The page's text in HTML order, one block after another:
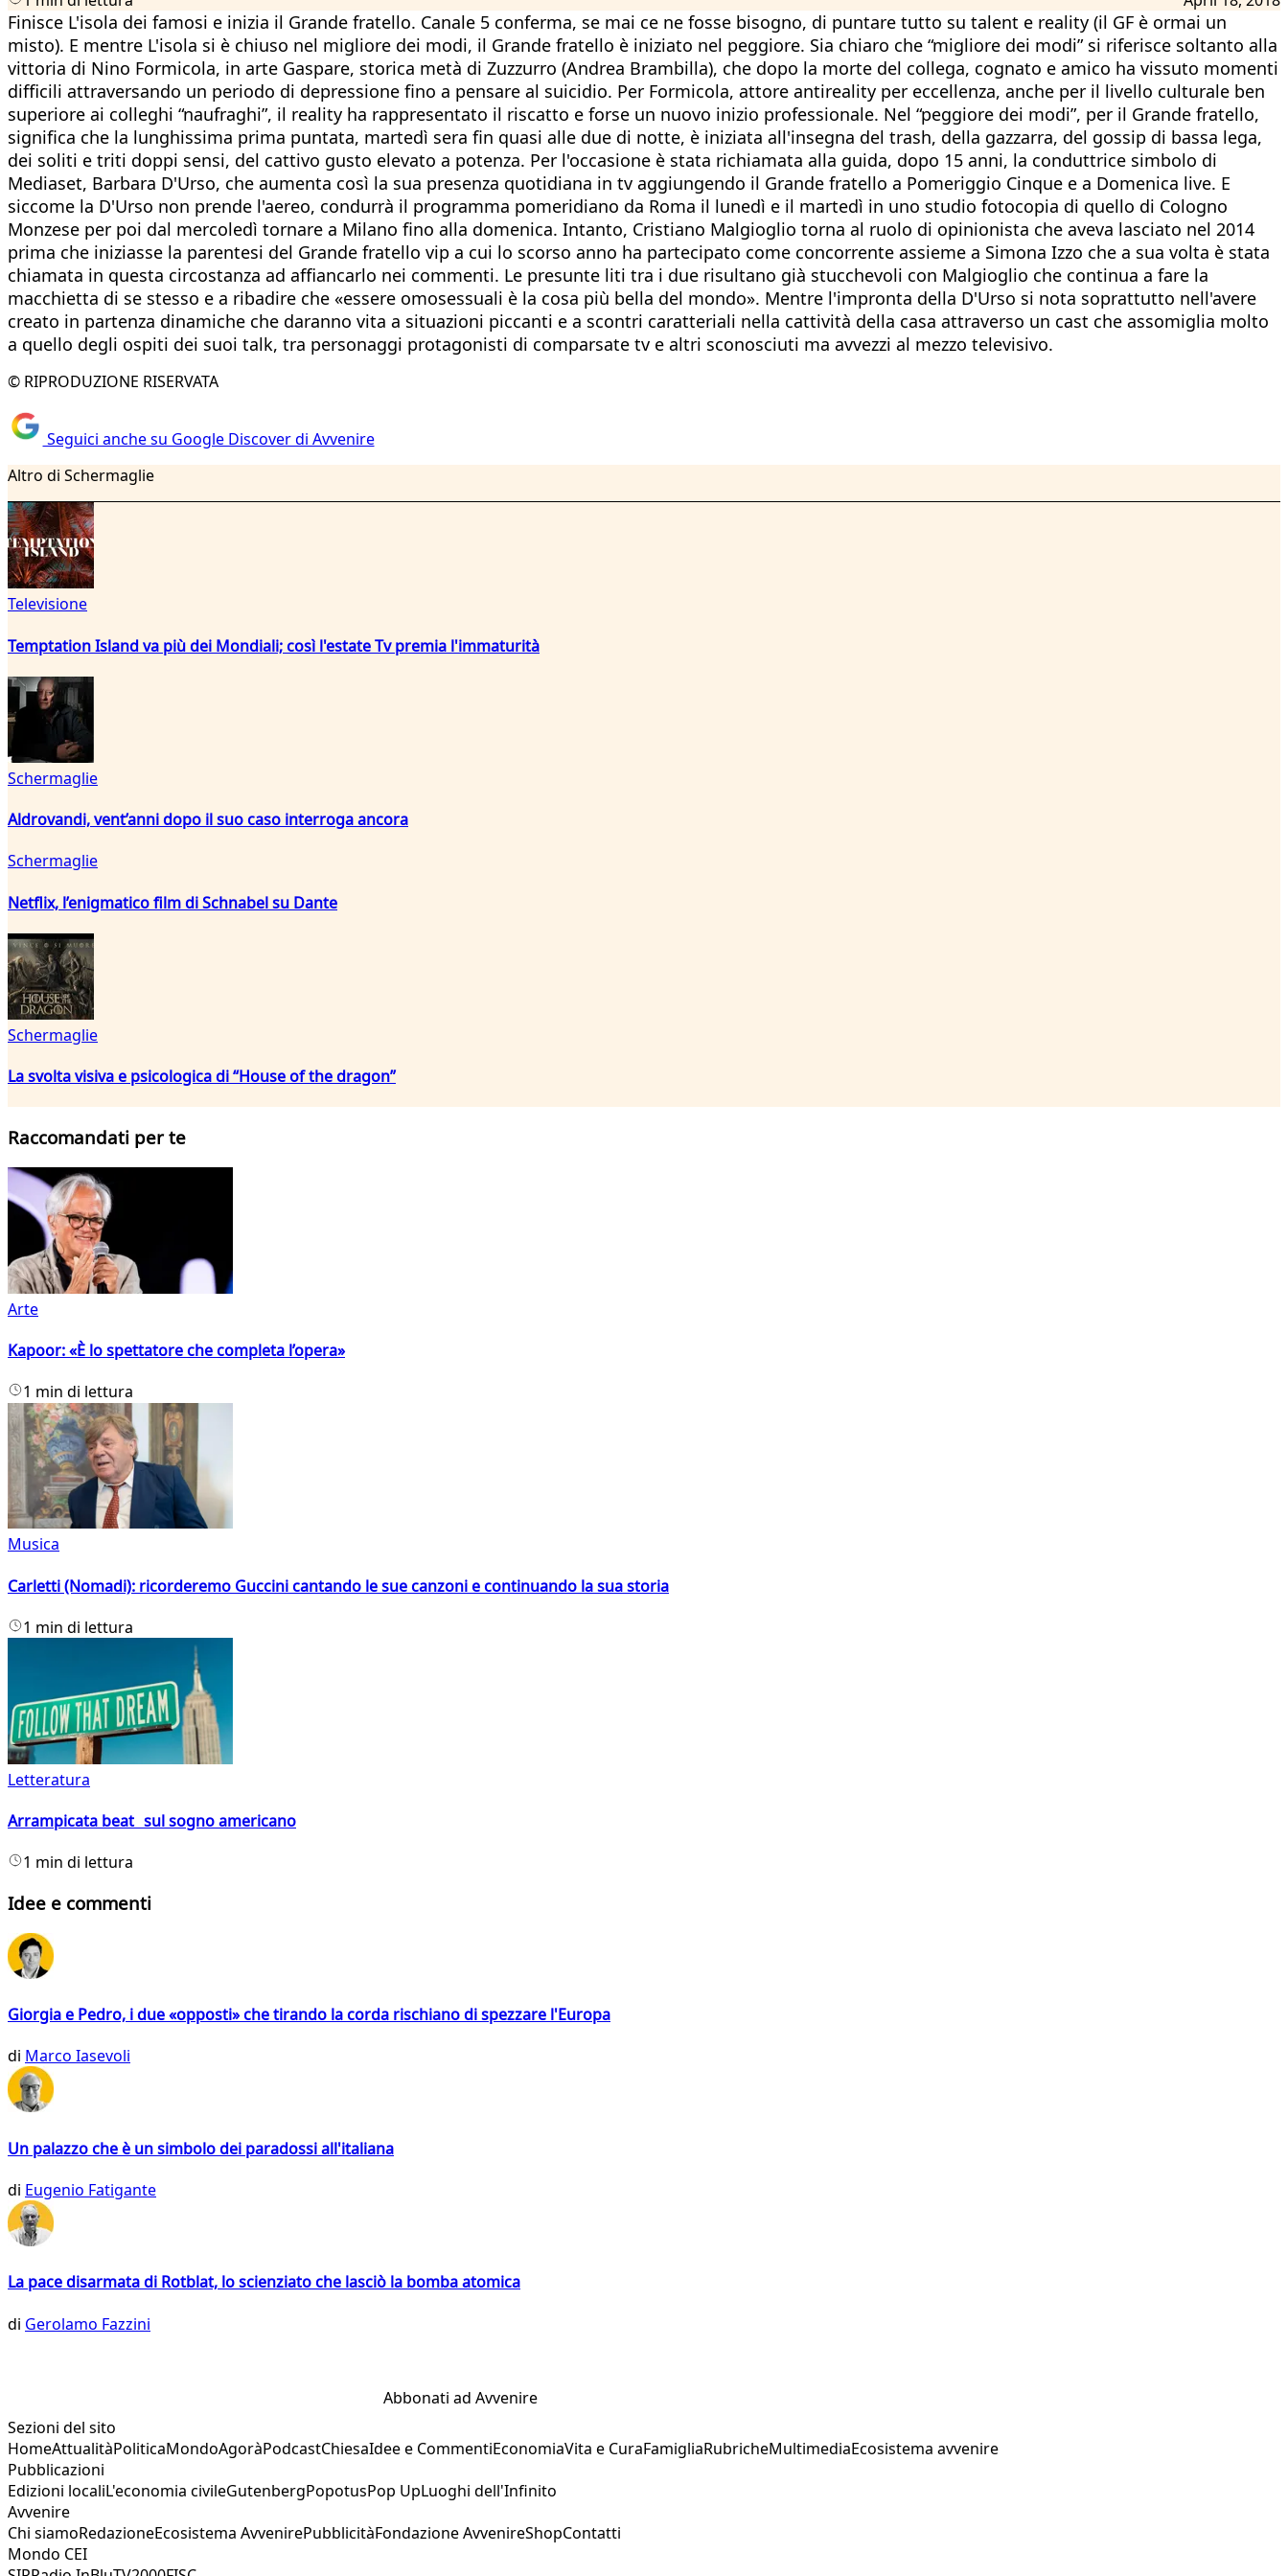
Finisce L'isola dei famosi e inizia il Grande fratello. Canale 5 conferma, se mai ce ne fosse bisogno, di puntare tutto su talent e reality (il GF è ormai un
misto). E mentre L'isola si è chiuso nel migliore dei modi, il Grande fratello è iniziato nel peggiore. Sia chiaro che “migliore dei modi” si riferisce soltanto alla
vittoria di Nino Formicola, in arte Gaspare, storica metà di Zuzzurro (Andrea Brambilla), che dopo la morte del collega, cognato e amico ha vissuto momenti
difficili attraversando un periodo di depressione fino a pensare al suicidio. Per Formicola, attore antireality per eccellenza, anche per il livello culturale ben
superiore ai colleghi “naufraghi”, il reality ha rappresentato il riscatto e forse un nuovo inizio professionale. Nel “peggiore dei modi”, per il Grande fratello,
significa che la lunghissima prima puntata, martedì sera fin quasi alle due di notte, è iniziata all'insegna del trash, della gazzarra, del gossip di bassa lega,
dei soliti e triti doppi sensi, del cattivo gusto elevato a potenza. Per l'occasione è stata richiamata alla guida, dopo 15 anni, la conduttrice simbolo di
Mediaset, Barbara D'Urso, che aumenta così la sua presenza quotidiana in tv aggiungendo il Grande fratello a Pomeriggio Cinque e a Domenica live. E
siccome la D'Urso non prende l'aereo, condurrà il programma pomeridiano da Roma il lunedì e il martedì in uno studio fotocopia di quello di Cologno
Monzese per poi dal mercoledì tornare a Milano fino alla domenica. Intanto, Cristiano Malgioglio torna al ruolo di opinionista che aveva lasciato nel 2014
prima che iniziasse la parentesi del Grande fratello vip a cui lo scorso anno ha partecipato come concorrente assieme a Simona Izzo che a sua volta è stata
chiamata in questa circostanza ad affiancarlo nei commenti. Le presunte liti tra i due risultano già stucchevoli con Malgioglio che continua a fare la
macchietta di se stesso e a ribadire che «essere omosessuali è la cosa più bella del mondo». Mentre l'impronta della D'Urso si nota soprattutto nell'avere
creato in partenza dinamiche che daranno vita a situazioni piccanti e a scontri caratteriali nella cattività della casa attraverso un cast che assomiglia molto
a quello degli ospiti dei suoi talk, tra personaggi protagonisti di comparsate tv e altri sconosciuti ma avvezzi al mezzo televisivo.
© RIPRODUZIONE RISERVATA
Seguici anche su Google Discover di Avvenire
Altro di Schermaglie
Televisione
Temptation Island va più dei Mondiali; così l'estate Tv premia l'immaturità
Schermaglie
Aldrovandi, vent’anni dopo il suo caso interroga ancora
Schermaglie
Netflix, l’enigmatico film di Schnabel su Dante
Schermaglie
La svolta visiva e psicologica di “House of the dragon”
Raccomandati per te
Arte
Kapoor: «È lo spettatore che completa l’opera»
1 min di lettura
Musica
Carletti (Nomadi): ricorderemo Guccini cantando le sue canzoni e continuando la sua storia
1 min di lettura
Letteratura
Arrampicata beat sul sogno americano
1 min di lettura
Idee e commenti
Giorgia e Pedro, i due «opposti» che tirando la corda rischiano di spezzare l'Europa
di Marco Iasevoli
Un palazzo che è un simbolo dei paradossi all'italiana
di Eugenio Fatigante
La pace disarmata di Rotblat, lo scienziato che lasciò la bomba atomica
di Gerolamo Fazzini
Abbonati ad Avvenire
Sezioni del sito
HomeAttualitàPoliticaMondoAgoràPodcastChiesaIdee e CommentiEconomiaVita e CuraFamigliaRubricheMultimediaEcosistema avvenire
Pubblicazioni
Edizioni localiL'economia civileGutenbergPopotusPop UpLuoghi dell'Infinito
Avvenire
Chi siamoRedazioneEcosistema AvvenirePubblicitàFondazione AvvenireShopContatti
Mondo CEI